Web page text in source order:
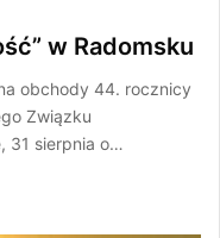
w Radomsku
obchody 44. rocznicy
Związku
31 sierpnia o…